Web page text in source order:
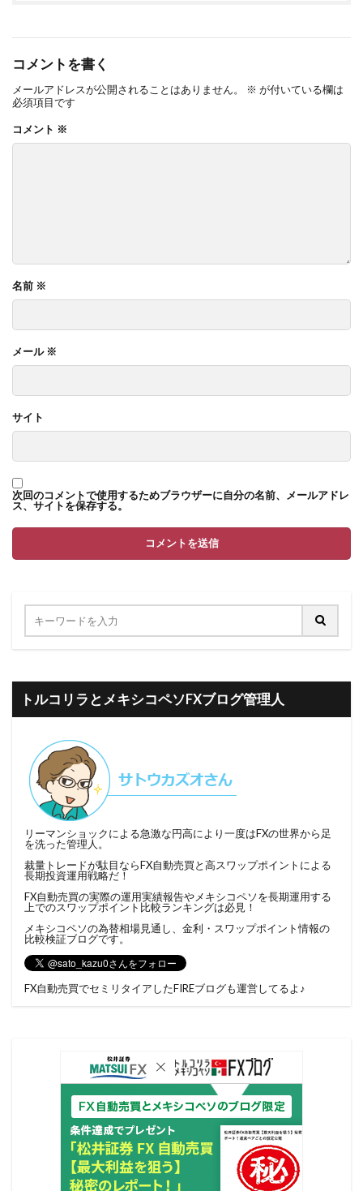
コメントを書く
メールアドレスが公開されることはありません。 ※ が付いている欄は
必須項目です
コメント ※
名前 ※
メール ※
サイト
次回のコメントで使用するためブラウザーに自分の名前、メールアドレ
ス、サイトを保存する。
トルコリラとメキシコペソFXブログ管理人
リーマンショックによる急激な円高により一度はFXの世界から足
を洗った管理人。
裁量トレードが駄目ならFX自動売買と高スワップポイントによる
長期投資運用戦略だ！
FX自動売買の実際の運用実績報告やメキシコペソを長期運用する
上でのスワップポイント比較ランキングは必見！
メキシコペソの為替相場見通し、金利・スワップポイント情報の
比較検証ブログです。
FX自動売買でセミリタイアしたFIREブログも運営してるよ♪